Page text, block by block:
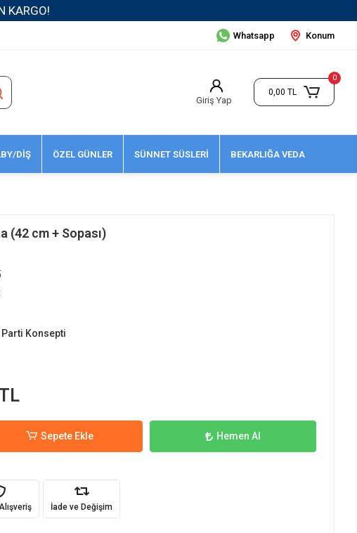
Whatsapp Konum
Giriş Yap
0
0,00 TL
DİŞ ÖZEL GÜNLER SÜNNET SÜSLERİ BEKARLIĞA VEDA
(42 cm + Sopası)
Konsepti
Sepete Ekle Hemen Al
İade ve Değişim